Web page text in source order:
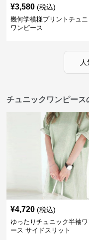
¥3,580 (税込)
幾何学模様プリントチュニ
ワンピース
チュニックワンピース
¥4,720 (税込)
ゆったりチュニック半袖
ース サイドスリット